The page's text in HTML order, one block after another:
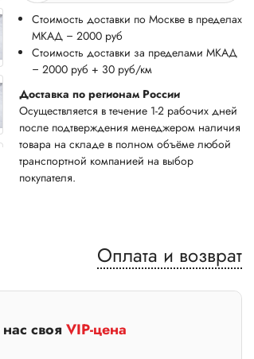
Стоимость доставки по Москве в пределах
МКАД – 2000 руб
Стоимость доставки за пределами МКАД
– 2000 руб + 30 руб/км
Доставка по регионам России
Осуществляется в течение 1-2 рабочих дней
после подтверждения менеджером наличия
товара на складе в полном объёме любой
транспортной компанией на выбор
покупателя.
Оплата и возврат
своя VIP-цена